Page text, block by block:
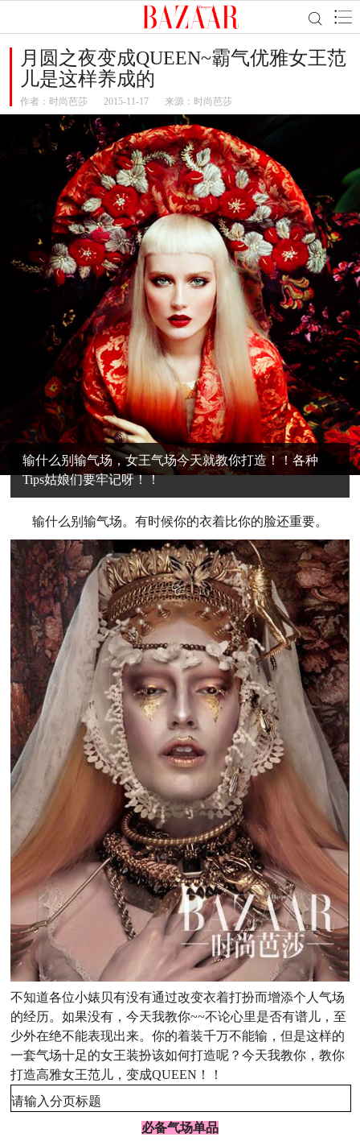
月圆之夜变成QUEEN~霸气优雅女王范
儿是这样养成的
作者： 时尚芭莎 2015-11-17 来源：时尚芭莎
输什么别输气场，女王气场今天就教你打造！！各种
Tips姑娘们要牢记呀！！
输什么别输气场。有时候你的衣着比你的脸还重要。
不知道各位小婊贝有没有通过改变衣着打扮而增添个人气场
的经历。如果没有，今天我教你~~不论心里是否有谱儿，至
少外在绝不能表现出来。你的着装千万不能输，但是这样的
一套气场十足的女王装扮该如何打造呢？今天我教你，教你
打造高雅女王范儿，变成QUEEN！！
请输入分页标题
必备气场单品